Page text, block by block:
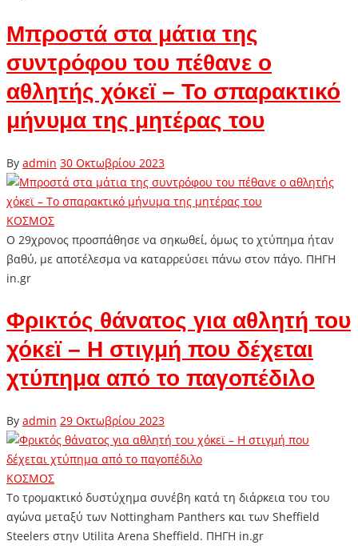
Μπροστά στα μάτια της
συντρόφου του πέθανε ο
αθλητής χόκεϊ – Το σπαρακτικό
μήνυμα της μητέρας του
By admin 30 Οκτωβρίου 2023
ΚΟΣΜΟΣ
Ο 29χρονος προσπάθησε να σηκωθεί, όμως το χτύπημα ήταν
βαθύ, με αποτέλεσμα να καταρρεύσει πάνω στον πάγο. ΠΗΓΗ
in.gr
Φρικτός θάνατος για αθλητή του
χόκεϊ – Η στιγμή που δέχεται
χτύπημα από το παγοπέδιλο
By admin 29 Οκτωβρίου 2023
ΚΟΣΜΟΣ
Το τρομακτικό δυστύχημα συνέβη κατά τη διάρκεια του του
αγώνα μεταξύ των Nottingham Panthers και των Sheffield
Steelers στην Utilita Arena Sheffield. ΠΗΓΗ in.gr